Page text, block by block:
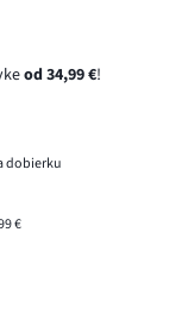
od 34,99 €!
dobierku
€